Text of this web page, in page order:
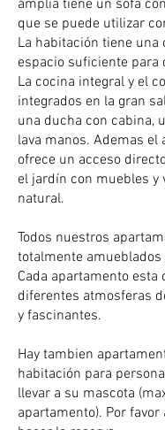
amplia tiene un sofa
que se puede utilizar
La habitación tiene una
espacio suficiente para
La cocina integral y el
integrados en la gran
una ducha con cabina,
lava manos. Ademas el
ofrece un acceso
el jardín con muebles y
natural.
Todos nuestros
totalmente amueblados
Cada apartamento esta
diferentes atmosferas
y fascinantes.
Hay tambien
habitación para
llevar a su mascota
apartamento). Por favor